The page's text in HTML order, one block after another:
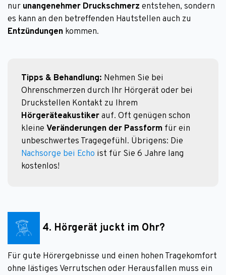
nur unangenehmer Druckschmerz entstehen, sondern
es kann an den betreffenden Hautstellen auch zu
Entzündungen kommen.
Tipps & Behandlung: Nehmen Sie bei
Ohrenschmerzen durch Ihr Hörgerät oder bei
Hörgeräteakustiker auf. Oft genügen schon
kleine Veränderungen der Passform für ein
Nachsorge bei Echo ist für Sie 6 Jahre lang
kostenlos!
4. Hörgerät juckt im Ohr?
Für gute Hörergebnisse und einen hohen Tragekomfort
ohne lästiges Verrutschen oder Herausfallen muss ein